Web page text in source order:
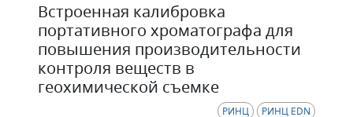
Встроенная калибровка
портативного хроматографа для
повышения производительности
контроля веществ в
геохимической съемке
РИНЦ РИНЦ EDN